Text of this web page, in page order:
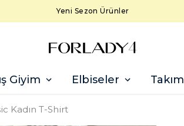
Yeni Sezon Ürünler
Giyim Elbiseler Takım
Kadın T-Shirt